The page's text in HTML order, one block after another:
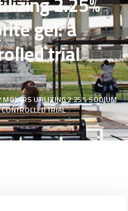
gel: a
trial
MOLARS UTILIZING 2.25% SODIUM
TRIAL